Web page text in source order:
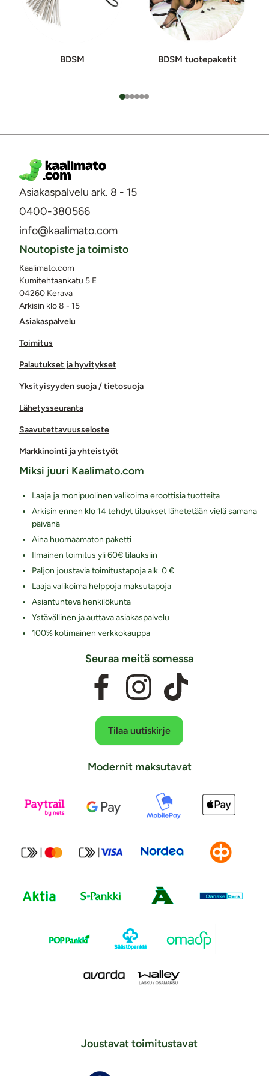
BDSM BDSM tuotepaketit
Asiakaspalvelu ark. 8 - 15
0400-380566
info@kaalimato.com
Asiakaspalvelu
Toimitus
Palautukset ja hyvitykset
Yksityisyyden suoja / tietosuoja
Lähetysseuranta
Saavutettavuusseloste
Markkinointi ja yhteistyöt
Noutopiste ja toimisto
Kaalimato.com
Kumitehtaankatu 5 E
04260 Kerava
Arkisin klo 8 - 15
Miksi juuri Kaalimato.com
Laaja ja monipuolinen valikoima eroottisia tuotteita
Arkisin ennen klo 14 tehdyt tilaukset lähetetään vielä samana
päivänä
Aina huomaamaton paketti
Ilmainen toimitus yli 60€ tilauksiin
Paljon joustavia toimitustapoja alk. 0 €
Laaja valikoima helppoja maksutapoja
Asiantunteva henkilökunta
Ystävällinen ja auttava asiakaspalvelu
100% kotimainen verkkokauppa
Seuraa meitä somessa
Tilaa uutiskirje
Modernit maksutavat
Joustavat toimitustavat